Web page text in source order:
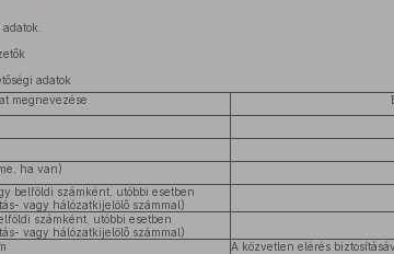
adatok
megnevezése
ha van)
belföldi számként, utóbbi esetben
vagy hálózatkijelölő számmal)
számként, utóbbi esetben
vagy hálózatkijelölő számmal)
A közvetlen elérés